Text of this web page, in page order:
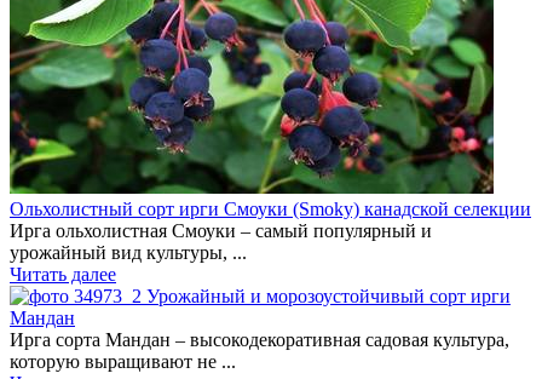
Ольхолистный сорт ирги Смоуки (Smoky) канадской селекции
Ирга ольхолистная Смоуки – самый популярный и
урожайный вид культуры, ...
Читать далее
Урожайный и морозоустойчивый сорт ирги
Мандан
Ирга сорта Мандан – высокодекоративная садовая культура,
которую выращивают не ...